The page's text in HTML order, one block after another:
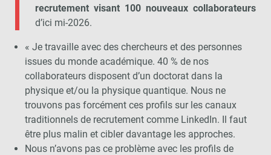
recrutement visant 100 nouveaux collaborateurs
d’ici mi-2026.
« Je travaille avec des chercheurs et des personnes
issues du monde académique. 40 % de nos
collaborateurs disposent d’un doctorat dans la
physique et/ou la physique quantique. Nous ne
trouvons pas forcément ces profils sur les canaux
traditionnels de recrutement comme LinkedIn. Il faut
être plus malin et cibler davantage les approches.
Nous n’avons pas ce problème avec les profils de